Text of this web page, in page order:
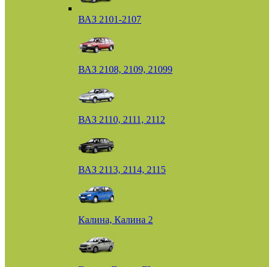
ВАЗ 2101-2107
ВАЗ 2108, 2109, 21099
ВАЗ 2110, 2111, 2112
ВАЗ 2113, 2114, 2115
Калина, Калина 2